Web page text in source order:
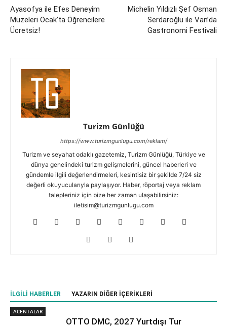
Ayasofya ile Efes Deneyim
Müzeleri Ocak’ta Öğrencilere
Ücretsiz!
Michelin Yıldızlı Şef Osman
Serdaroğlu ile Van’da
Gastronomi Festivali
Turizm Günlüğü
https://www.turizmgunlugu.com/reklam/
Turizm ve seyahat odaklı gazetemiz, Turizm Günlüğü, Türkiye ve
dünya genelindeki turizm gelişmelerini, güncel haberleri ve
gündemle ilgili değerlendirmeleri, kesintisiz bir şekilde 7/24 siz
değerli okuyucularıyla paylaşıyor. Haber, röportaj veya reklam
talepleriniz için bize her zaman ulaşabilirsiniz:
iletisim@turizmgunlugu.com
İLGILI HABERLER YAZARIN DIĞER İÇERIKLERI
ACENTALAR
OTTO DMC, 2027 Yurtdışı Tur